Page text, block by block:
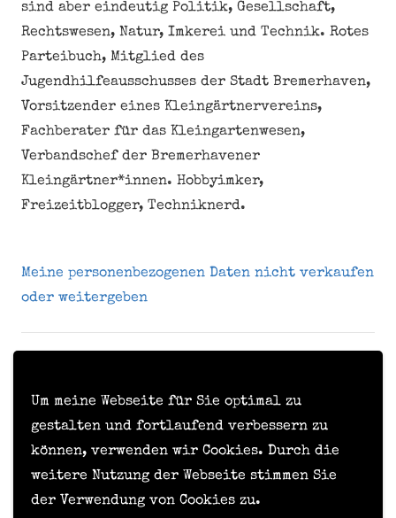
Um meine Webseite für Sie optimal zu
gestalten und fortlaufend verbessern zu
können, verwenden wir Cookies. Durch die
weitere Nutzung der Webseite stimmen Sie
der Verwendung von Cookies zu.
sind aber eindeutig Politik, Gesellschaft,
Rechtswesen, Natur, Imkerei und Technik. Rotes
Parteibuch, Mitglied des
Jugendhilfeausschusses der Stadt Bremerhaven,
Vorsitzender eines Kleingärtnervereins,
Fachberater für das Kleingartenwesen,
Verbandschef der Bremerhavener
Kleingärtner*innen. Hobbyimker,
Freizeitblogger, Techniknerd.
Meine personenbezogenen Daten nicht verkaufen
oder weitergeben
Impressum
Formular zur Anforderung von Benutzerdaten